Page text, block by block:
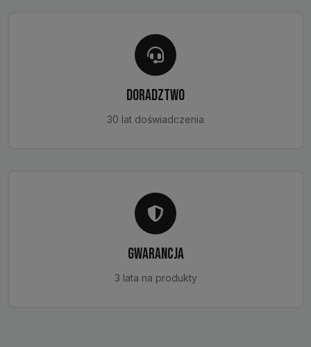
DORADZTWO
30 lat doświadczenia
GWARANCJA
3 lata na produkty